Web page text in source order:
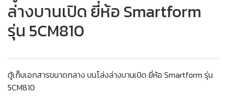
ล่างบานเปิด ยี่ห้อ Smartform
รุ่น 5CM810
ตู้เก็บเอกสารขนาดกลาง บนโล่งล่างบานเปิด ยี่ห้อ Smartform รุ่น
5CM810